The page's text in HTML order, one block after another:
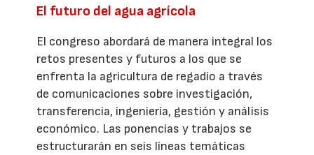
El futuro del agua agrícola
El congreso abordará de manera integral los
retos presentes y futuros a los que se
enfrenta la agricultura de regadío a través
de comunicaciones sobre investigación,
transferencia, ingeniería, gestión y análisis
económico. Las ponencias y trabajos se
estructurarán en seis líneas temáticas